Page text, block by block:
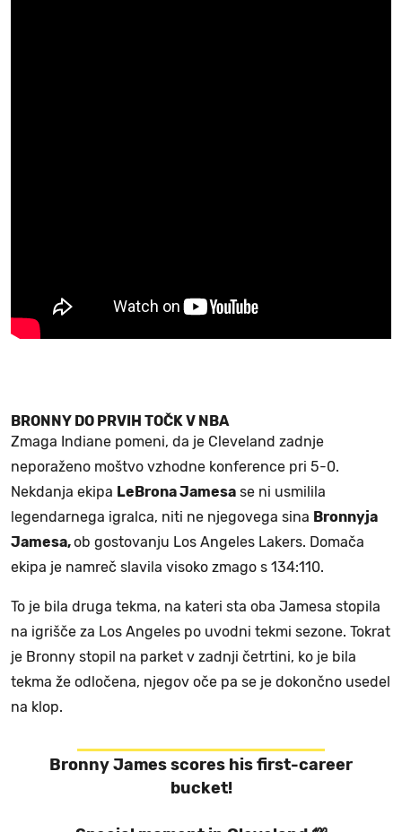
BRONNY DO PRVIH TOČK V NBA
Zmaga Indiane pomeni, da je Cleveland zadnje
neporaženo moštvo vzhodne konference pri 5-0.
Nekdanja ekipa LeBrona Jamesa se ni usmilila
legendarnega igralca, niti ne njegovega sina Bronnyja
Jamesa,ob gostovanju Los Angeles Lakers. Domača
ekipa je namreč slavila visoko zmago s 134:110.
To je bila druga tekma, na kateri sta oba Jamesa stopila
na igrišče za Los Angeles po uvodni tekmi sezone. Tokrat
je Bronny stopil na parket v zadnji četrtini, ko je bila
tekma že odločena, njegov oče pa se je dokončno usedel
na klop.
Bronny James scores his first-career
bucket!